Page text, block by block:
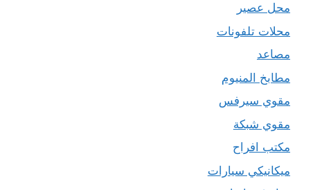
محل عصير
محلات تلفونات
مصاعد
مطابخ المنيوم
مقوي سيرفس
مقوي شبكة
مكتب افراح
ميكانيكي سيارات